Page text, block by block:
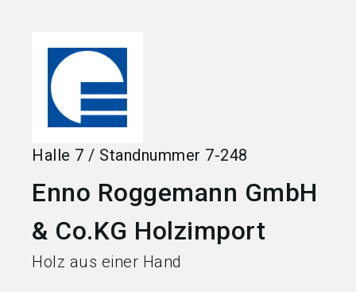
Halle 7 / Standnummer 7-248
Enno Roggemann GmbH
& Co.KG Holzimport
Holz aus einer Hand